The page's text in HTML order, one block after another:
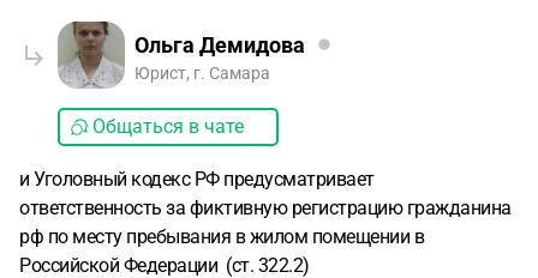
Ольга Демидова
Юрист, г. Самара
Общаться в чате
и Уголовный кодекс РФ предусматривает
ответственность за фиктивную регистрацию гражданина
рф по месту пребывания в жилом помещении в
Российской Федерации (ст. 322.2)